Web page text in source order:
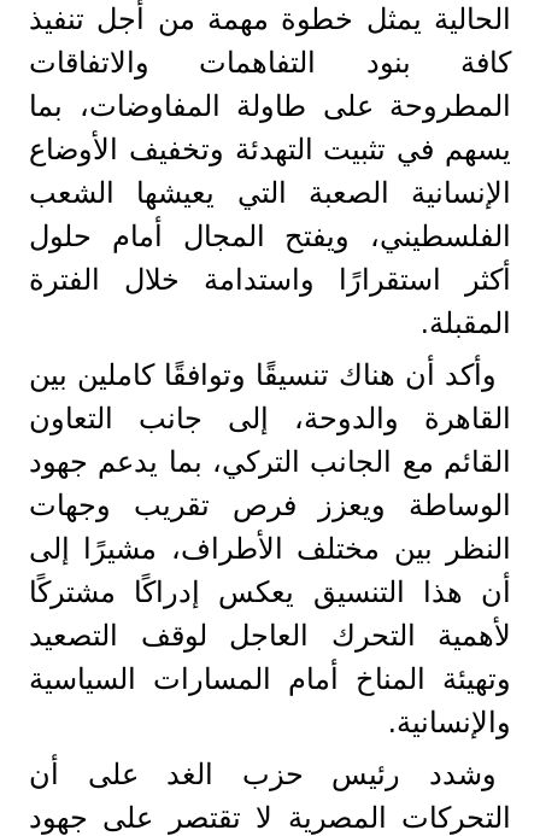
الحالية يمثل خطوة مهمة من أجل تنفيذ
كافة بنود التفاهمات والاتفاقات
المطروحة على طاولة المفاوضات، بما
يسهم في تثبيت التهدئة وتخفيف الأوضاع
الإنسانية الصعبة التي يعيشها الشعب
الفلسطيني، ويفتح المجال أمام حلول
أكثر استقرارًا واستدامة خلال الفترة
المقبلة.
وأكد أن هناك تنسيقًا وتوافقًا كاملين بين
القاهرة والدوحة، إلى جانب التعاون
القائم مع الجانب التركي، بما يدعم جهود
الوساطة ويعزز فرص تقريب وجهات
النظر بين مختلف الأطراف، مشيرًا إلى
أن هذا التنسيق يعكس إدراكًا مشتركًا
لأهمية التحرك العاجل لوقف التصعيد
وتهيئة المناخ أمام المسارات السياسية
والإنسانية.
وشدد رئيس حزب الغد على أن
التحركات المصرية لا تقتصر على جهود